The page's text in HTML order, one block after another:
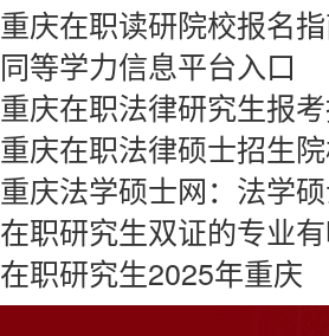
重庆在职读研院校报名
同等学力信息平台入口
重庆在职法律研究生报
重庆在职法律硕士招生
重庆法学硕士网：法学
在职研究生双证的专业
在职研究生2025年重庆